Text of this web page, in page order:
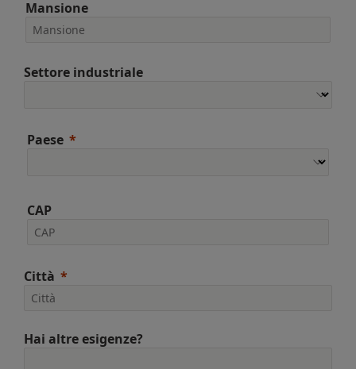
Mansione
Settore industriale
Paese
CAP
Città
Hai altre esigenze?